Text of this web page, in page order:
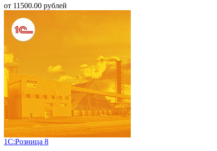
от 11500.00 рублей
1С:Розница 8